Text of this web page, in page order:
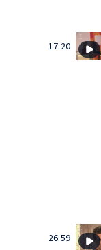
17:20
26:59